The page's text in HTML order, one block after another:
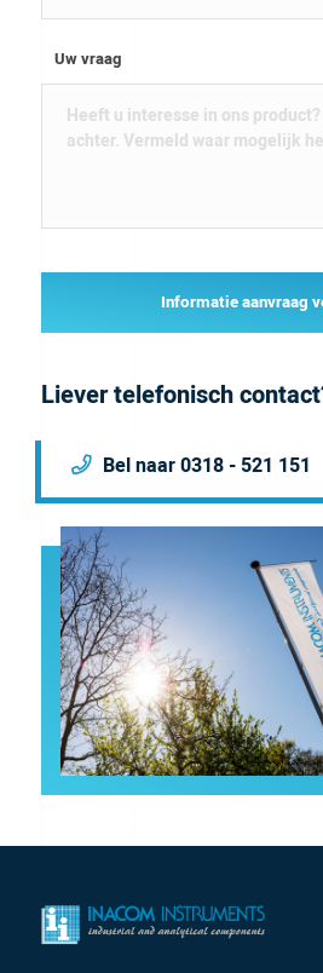
Uw vraag
Informatie aanvraag
Liever telefonisch
Bel naar 0318 - 521 151